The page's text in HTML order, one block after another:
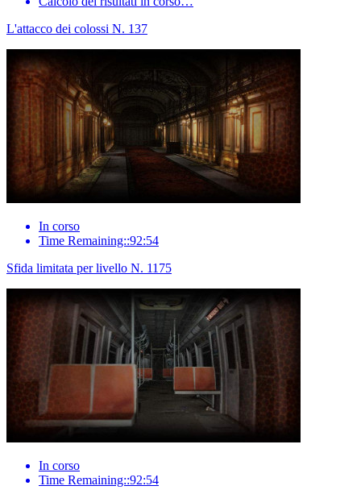
L'attacco dei colossi N. 137
In corso
Time Remaining::92:54
Sfida limitata per livello N. 1175
In corso
Time Remaining::92:54